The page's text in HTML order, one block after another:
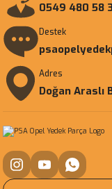
0549 480 58
Destek
Adres
Doğan Araslı